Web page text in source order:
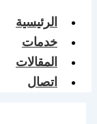
الرئيسية
خدمات
المقالات
اتصال